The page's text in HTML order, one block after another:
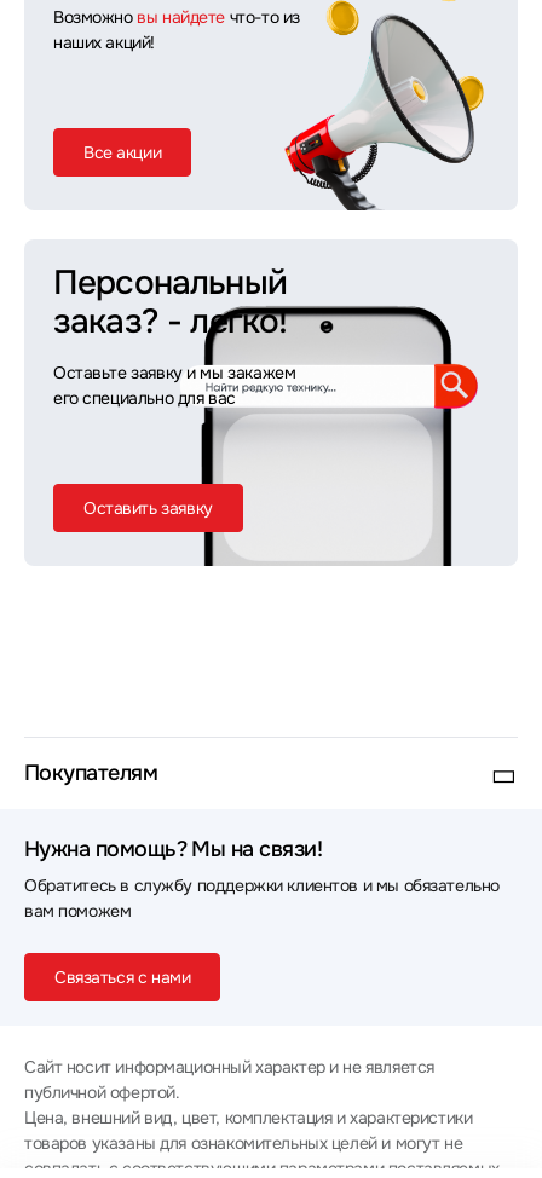
Возможно вы найдете что-то из
наших акций!
Все акции
Персональный
заказ? - легко!
Оставьте заявку и мы закажем
его специально для вас
Оставить заявку
Покупателям
Нужна помощь? Мы на связи!
Обратитесь в службу поддержки клиентов и мы обязательно
вам поможем
Связаться с нами
Сайт носит информационный характер и не является
публичной офертой.
Цена, внешний вид, цвет, комплектация и характеристики
товаров указаны для ознакомительных целей и могут не
совпадать с соответствующими параметрами поставляемых